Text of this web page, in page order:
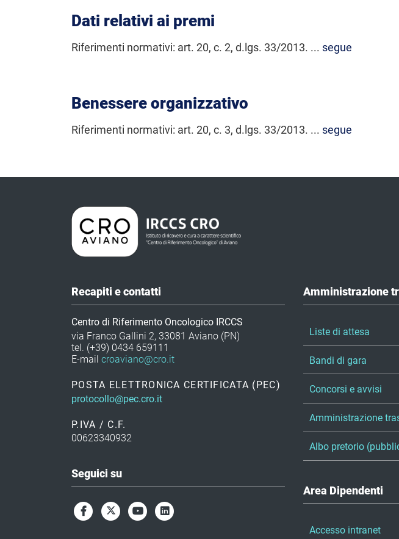
Dati relativi ai premi
Riferimenti normativi: art. 20, c. 2, d.lgs. 33/2013. ... segue
Benessere organizzativo
Riferimenti normativi: art. 20, c. 3, d.lgs. 33/2013. ... segue
Recapiti e contatti
Centro di Riferimento Oncologico IRCCS
via Franco Gallini 2, 33081 Aviano (PN)
tel. (+39) 0434 659111
E-mail croaviano@cro.it
POSTA ELETTRONICA CERTIFICATA (PEC)
protocollo@pec.cro.it
P.IVA / C.F.
00623340932
Seguici su
Amministrazione
Liste di attesa
Bandi di gara
Concorsi e avvisi
Amministrazione
Albo pretorio
Area Dipendenti
Accesso intranet